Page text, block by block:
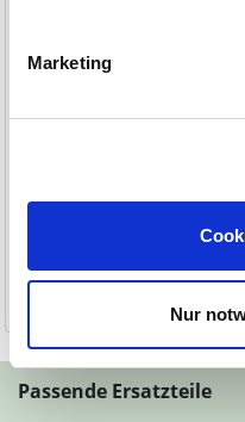
Marketing
Nur -
Passende Ersatzteile